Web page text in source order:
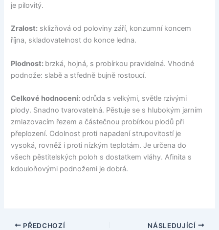
je pilovitý.
Zralost: sklizňová od poloviny září, konzumní koncem
října, skladovatelnost do konce ledna.
Plodnost: brzká, hojná, s probírkou pravidelná. Vhodné
podnože: slabě a středně bujně rostoucí.
Celkové hodnocení:odrůda s velkými, světle rzivými
plody. Snadno tvarovatelná. Pěstuje se s hlubokým jarním
zmlazovacím řezem a částečnou probírkou plodů při
přeplození. Odolnost proti napadení strupovitostí je
vysoká, rovněž i proti nízkým teplotám. Je určena do
všech pěstitelských poloh s dostatkem vláhy. Afinita s
kdouloňovými podnožemi je dobrá.
PŘEDCHOZÍ NÁSLEDUJÍCÍ